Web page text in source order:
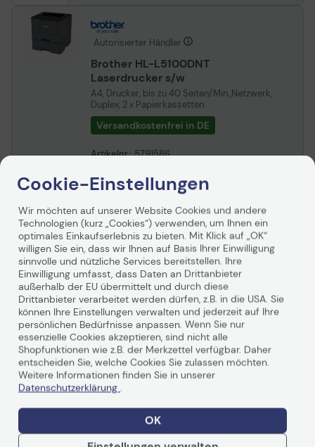
Autorisierter Händler
Brother HL-L5100DNT
Laserdrucker s/w
A4, Drucker, bis zu 40 Seiten/Min.,Netzwerk,
Duplex, 2 x Papierkassetten
Versandkostenfrei in DE
Artikelnr.: 5791586
EAN:
4977766753333
Auf Lager : Lieferung in 1-2 Werktagen
649,00 €
inkl. MwSt., versandkostenfrei in DE!
In den Warenkorb
Ab18,49 €/Mo.mieten mit
Mehr erfahren
Autorisierter Händler
OKI C650DN LED-
A4, Drucker, USB, LAN, Duplex, AirPrint
Versandkostenfrei in DE
Cookie-Einstellungen
Wir möchten auf unserer Website Cookies und andere
Technologien (kurz „Cookies“) verwenden, um Ihnen ein
optimales Einkaufserlebnis zu bieten. Mit Klick auf „OK“
willigen Sie ein, dass wir Ihnen auf Basis Ihrer Einwilligung
sinnvolle und nützliche Services bereitstellen. Ihre
Einwilligung umfasst, dass Daten an Drittanbieter
außerhalb der EU übermittelt und durch diese
Drittanbieter verarbeitet werden dürfen, z.B. in die USA. Sie
können Ihre Einstellungen verwalten und jederzeit auf Ihre
persönlichen Bedürfnisse anpassen. Wenn Sie nur
essenzielle Cookies akzeptieren, sind nicht alle
Shopfunktionen wie z.B. der Merkzettel verfügbar. Daher
entscheiden Sie, welche Cookies Sie zulassen möchten.
Weitere Informationen finden Sie in unserer
Datenschutzerklärung .
OK